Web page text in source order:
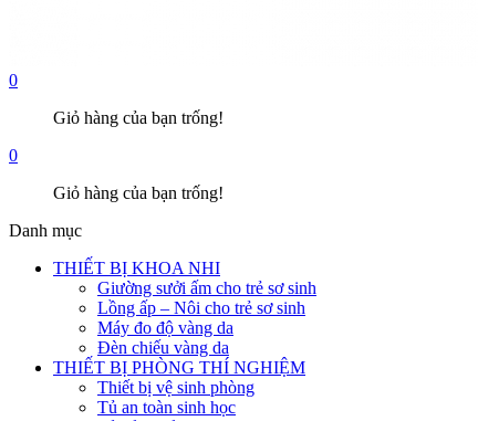
0
Giỏ hàng của bạn trống!
0
Giỏ hàng của bạn trống!
Danh mục
THIẾT BỊ KHOA NHI
Giường sưởi ấm cho trẻ sơ sinh
Lồng ấp – Nôi cho trẻ sơ sinh
Máy đo độ vàng da
Đèn chiếu vàng da
THIẾT BỊ PHÒNG THÍ NGHIỆM
Thiết bị vệ sinh phòng
Tủ an toàn sinh học